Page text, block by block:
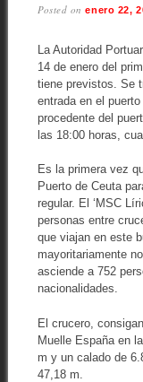
Posted onenero 22,
La Autoridad
14 de enero del
tiene previstos. Se
entrada en el
procedente del
las 18:00 horas,
Es la primera vez
Puerto de Ceuta
regular. El ‘MSC
personas entre
que viajan en este
mayoritariamente
asciende a 752
nacionalidades.
El crucero,
Muelle España en
m y un calado de
47,18 m.